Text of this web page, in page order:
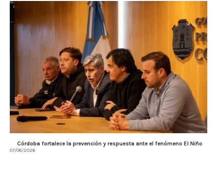
Córdoba fortalece la prevención y respuesta ante el fenómeno El Niño
07/08/2026